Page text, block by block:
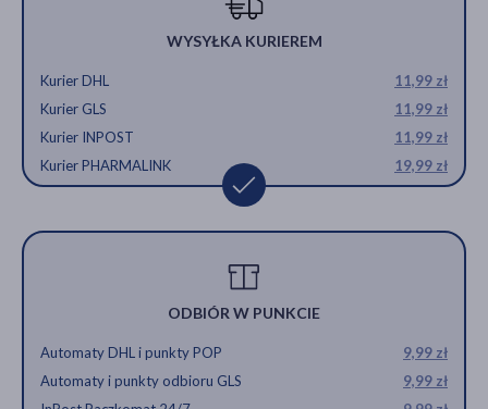
WYSYŁKA KURIEREM
Kurier DHL
11,99 zł
Kurier GLS
11,99 zł
Kurier INPOST
11,99 zł
Kurier PHARMALINK
19,99 zł
ODBIÓR W PUNKCIE
Automaty DHL i punkty POP
9,99 zł
Automaty i punkty odbioru GLS
9,99 zł